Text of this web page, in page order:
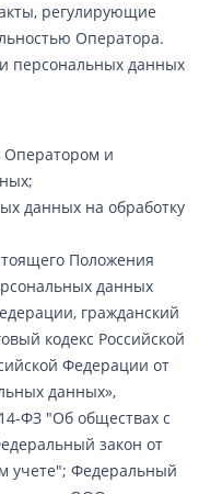
регулирующие
Оператора.
персональных данных
и
данных на обработку
Положения
данных
гражданский
кодекс Российской
Федерации от
данных»,
ФЗ "Об обществах с
закон от
учете"; Федеральный